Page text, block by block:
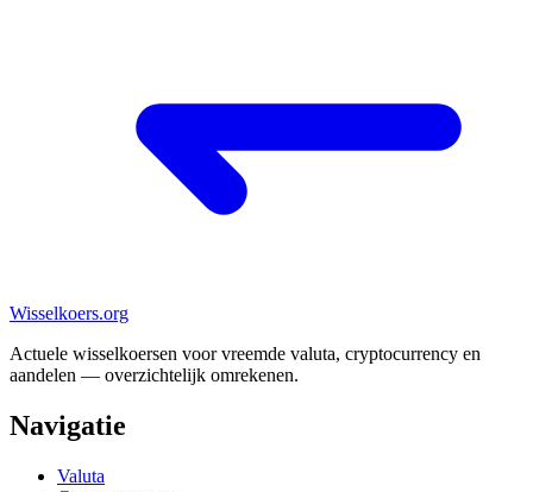
Wisselkoers.org
Actuele wisselkoersen voor vreemde valuta, cryptocurrency en
aandelen — overzichtelijk omrekenen.
Navigatie
Valuta